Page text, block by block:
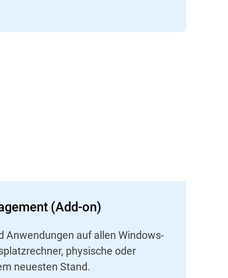
(Add-on)
Anwendungen auf allen Windows-
physische oder
neuesten Stand.